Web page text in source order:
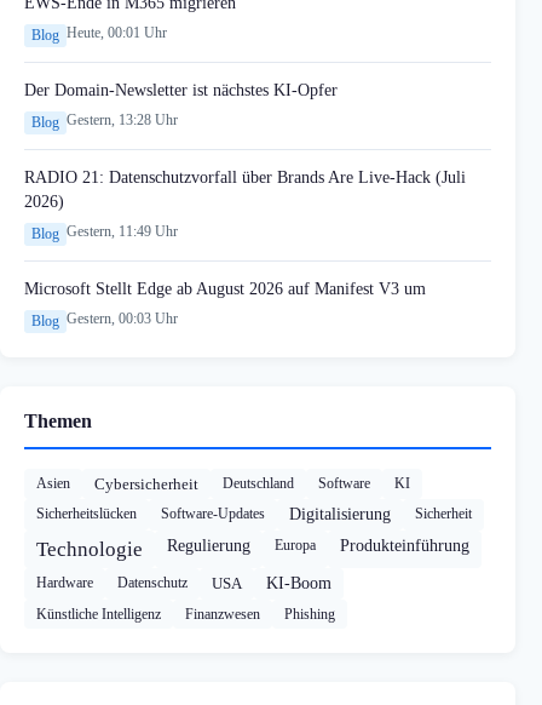
Blog Heute, 00:01 Uhr
Der Domain-Newsletter ist nächstes KI-Opfer
Blog Gestern, 13:28 Uhr
RADIO 21: Datenschutzvorfall über Brands Are Live-Hack (Juli
2026)
Blog Gestern, 11:49 Uhr
Microsoft Stellt Edge ab August 2026 auf Manifest V3 um
Blog Gestern, 00:03 Uhr
Themen
Asien Cybersicherheit Deutschland Software
KI
Sicherheitslücken
Software-Updates Digitalisierung Sicherheit
Technologie Regulierung Europa Produkteinführung
Hardware Datenschutz USA KI-Boom
Künstliche Intelligenz Finanzwesen Phishing